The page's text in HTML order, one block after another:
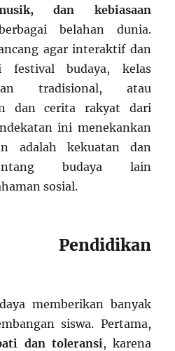
dan kebiasaan
belahan dunia.
agar interaktif dan
festival budaya, kelas
tradisional, atau
dan cerita rakyat dari
ini menekankan
adalah kekuatan dan
budaya lain
sosial.
memberikan banyak
siswa. Pertama,
dan toleransi , karena